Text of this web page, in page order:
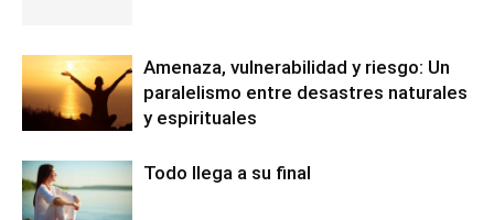
Amenaza, vulnerabilidad y riesgo: Un
paralelismo entre desastres naturales
y espirituales
Todo llega a su final